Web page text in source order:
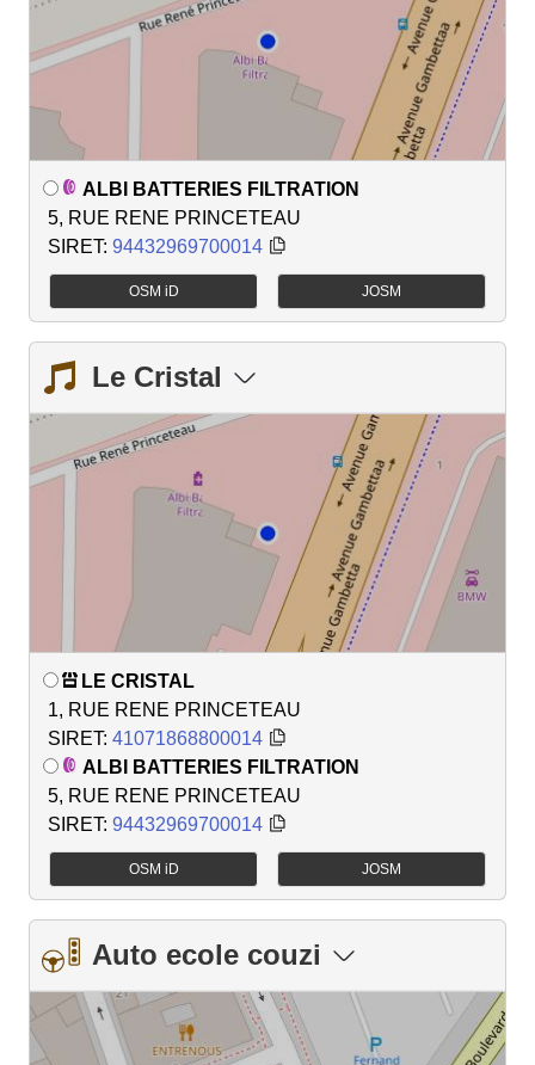
ALBI BATTERIES FILTRATION
5, RUE RENE PRINCETEAU
SIRET: 94432969700014
OSM iD JOSM
Le Cristal
LE CRISTAL
1, RUE RENE PRINCETEAU
SIRET: 41071868800014
ALBI BATTERIES FILTRATION
5, RUE RENE PRINCETEAU
SIRET: 94432969700014
OSM iD JOSM
Auto ecole couzi